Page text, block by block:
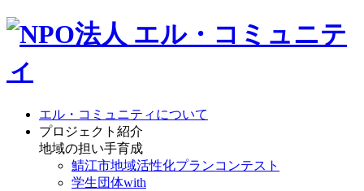
エル・コミュニティについて
プロジェクト紹介
地域の担い手育成
鯖江市地域活性化プランコンテスト
学生団体with